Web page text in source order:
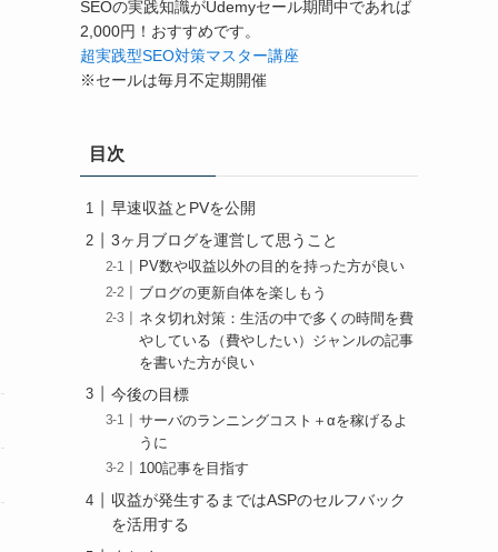
SEOの実践知識がUdemyセール期間中であれば
2,000円！おすすめです。
超実践型SEO対策マスター講座
※セールは毎月不定期開催
目次
早速収益とPVを公開
3ヶ月ブログを運営して思うこと
PV数や収益以外の目的を持った方が良い
ブログの更新自体を楽しもう
ネタ切れ対策：生活の中で多くの時間を費
やしている（費やしたい）ジャンルの記事
を書いた方が良い
今後の目標
サーバのランニングコスト＋αを稼げるよ
うに
100記事を目指す
収益が発生するまではASPのセルフバック
を活用する